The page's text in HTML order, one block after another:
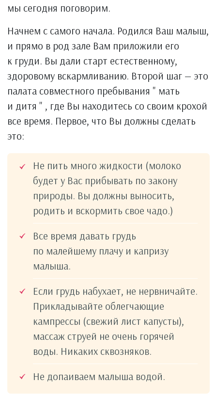
мы сегодня поговорим.
Начнем с самого начала. Родился Ваш малыш,
и прямо в род зале Вам приложили его
к груди. Вы дали старт естественному,
здоровому вскармливанию. Второй шаг — это
палата совместного пребывания " мать
и дитя " , где Вы находитесь со своим крохой
все время. Первое, что Вы должны сделать
это:
Не пить много жидкости (молоко
будет у Вас прибывать по закону
природы. Вы должны выносить,
родить и вскормить свое чадо.)
Все время давать грудь
по малейшему плачу и капризу
малыша.
Если грудь набухает, не нервничайте.
Прикладывайте облегчающие
кампрессы (свежий лист капусты),
массаж струей не очень горячей
воды. Никаких сквозняков.
Не допаиваем малыша водой.